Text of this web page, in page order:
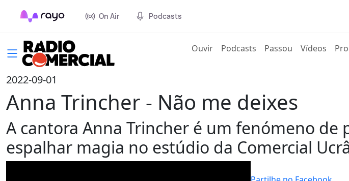
On Air Podcasts
Ouvir(current)
Podcasts Passou Vídeos
2022-09-01
Anna Trincher - Não me deixes
A cantora Anna Trincher é um fenómeno de
espalhar magia no estúdio da Comercial